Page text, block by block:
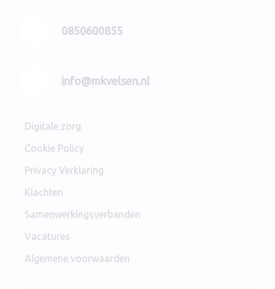
0850600855
info@mkvelsen.nl
Digitale zorg
Cookie Policy
Privacy Verklaring
Klachten
Samenwerkingsverbanden
Vacatures
Algemene voorwaarden